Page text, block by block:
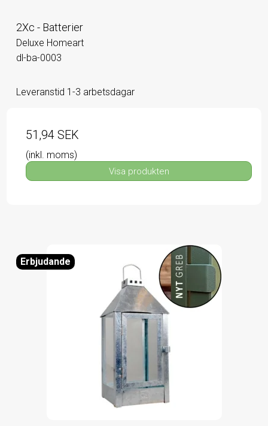
2Xc - Batterier
Deluxe Homeart
dl-ba-0003
Leveranstid 1-3 arbetsdagar
51,94 SEK
(inkl. moms)
Visa produkten
Erbjudande